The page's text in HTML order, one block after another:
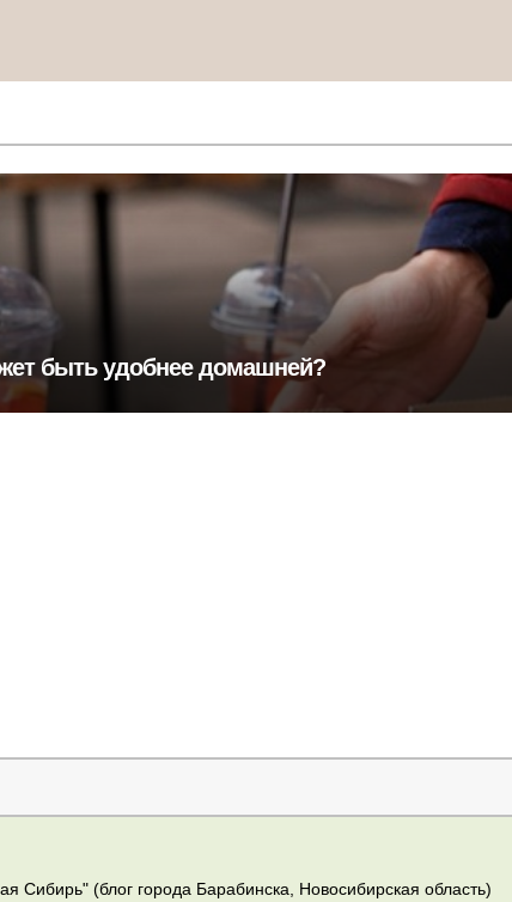
быть удобнее домашней?
Сибирь" (блог города Барабинска, Новосибирская область)